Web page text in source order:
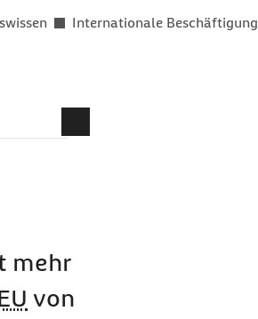
Internationale Beschäftigung
mehr
von